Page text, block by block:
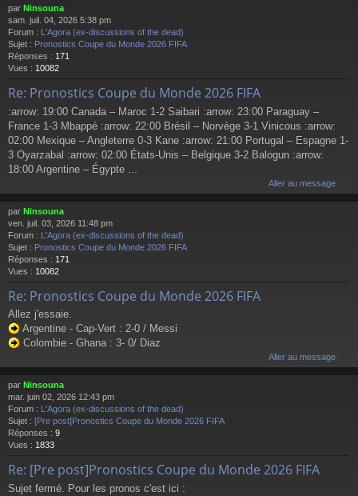
par Ninsouna
sam. juil. 04, 2026 5:38 pm
Forum : L'Agora (ex-discussions of the dead)
Sujet : Pronostics Coupe du Monde 2026 FIFA
Réponses : 171
Vues : 10082
Re: Pronostics Coupe du Monde 2026 FIFA
:arrow: 19:00 Canada – Maroc 1-2 Saibari :arrow: 23:00 Paraguay –
France 1-3 Mbappé :arrow: 22:00 Brésil – Norvège 3-1 Vinicous :arrow:
02:00 Mexique – Angleterre 0-3 Kane :arrow: 21:00 Portugal – Espagne 1-
3 Oyarzabal :arrow: 02:00 États-Unis – Belgique 3-2 Balogun :arrow:
18:00 Argentine – Égypte ...
Aller au message
par Ninsouna
ven. juil. 03, 2026 11:48 pm
Forum : L'Agora (ex-discussions of the dead)
Sujet : Pronostics Coupe du Monde 2026 FIFA
Réponses : 171
Vues : 10082
Re: Pronostics Coupe du Monde 2026 FIFA
Allez j'essaie.
Argentine - Cap-Vert : 2-0 / Messi
Colombie - Ghana : 3- 0/ Diaz
Aller au message
par Ninsouna
mar. juin 02, 2026 12:43 pm
Forum :
L'Agora (ex-discussions of the dead)
Sujet : [Pre post]Pronostics Coupe du Monde 2026 FIFA
Réponses : 9
Vues : 1833
Re: [Pre post]Pronostics Coupe du Monde 2026 FIFA
Sujet fermé. Pour les pronos c'est ici :